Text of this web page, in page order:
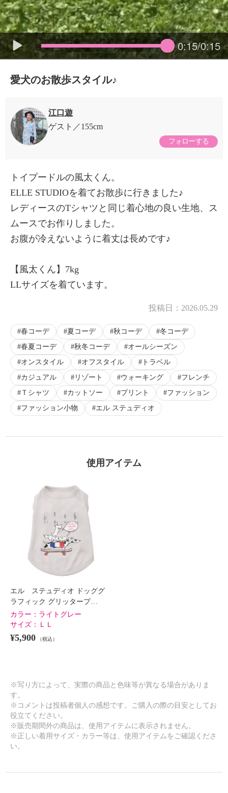
0:15/0:15
× 商品紹介
愛犬のお散歩スタイル♪
江口遊
ゲスト
155cm
フォローする
トイプードルの風太くん。
ELLE STUDIOを着てお散歩に行きました♪
レディースのTシャツと同じ着心地の良い生地、ス
ムースでお作りしました。
お腹が冷えないように着丈は長めです♪
【風太くん】7kg
LLサイズを着ています。
投稿日： 2026.05.29
春コーデ 夏コーデ 秋コーデ
冬コーデ
春夏コーデ
秋冬コーデ
オールシーズン
オンスタイル
オフスタイル
トラベル
カジュアル
リゾート ウォーキング
フレンチ
Ｔシャツ
カットソー プリント
ファッション
ファッション小物
エル ステュディオ
使用アイテム
エル ステュディオ ドッググ
ラフィック グリッタープ…
カラー： ライトグレー
サイズ：
ＬＬ
¥5,900 （税込）
※写り方によって、実際の商品と色味等が異なる場合がありま
す。
※コメントは投稿者個人の感想です。ご購入の際の目安としてお
役立てください。
※販売期間外の商品は、使用アイテムに表示されません。
※正しい着用サイズ・カラー等は、使用アイテムをご確認くださ
い。